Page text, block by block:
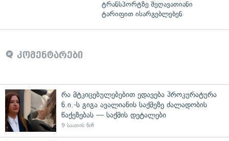
ტრანსპორტზე შეღავათიანი
ტარიფით ისარგებლებენ
კომენტარები
რა მტკიცებულებებით ედავება პროკურატურა
ნ.ი.-ს გიგა ავალიანის საქმეზე ძალადობის
წაქეზებას — საქმის დეტალები
9 საათის წინ